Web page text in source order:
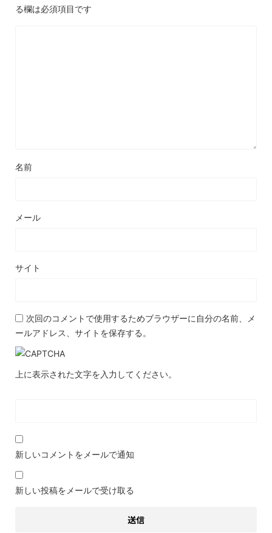
る欄は必須項目です
名前
メール
サイト
次回のコメントで使用するためブラウザーに自分の名前、メ
ールアドレス、サイトを保存する。
上に表示された文字を入力してください。
新しいコメントをメールで通知
新しい投稿をメールで受け取る